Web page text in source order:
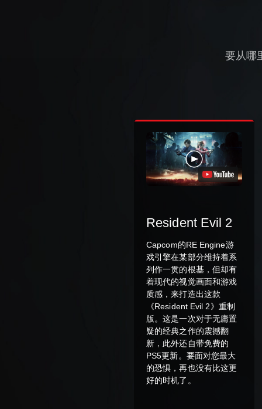
要从哪
Resident Evil 2
Capcom的RE Engine游
戏引擎在某部分维持着系
列作一贯的根基，但却有
着现代的视觉画面和游戏
质感，来打造出这款
《Resident Evil 2》重制
版。这是一次对于无庸置
疑的经典之作的震撼翻
新，此外还自带免费的
PS5更新。要面对您最大
的恐惧，再也没有比这更
好的时机了。